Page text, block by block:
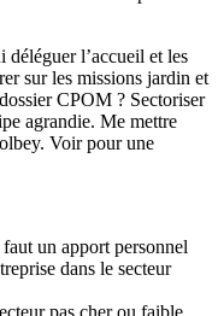
l’accueil et les
sur les missions jardin et
CPOM ? Sectoriser
agrandie. Me mettre
Voir pour une
un apport personnel
dans le secteur
pas cher ou faible